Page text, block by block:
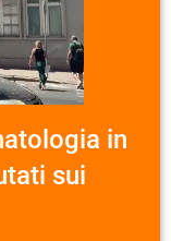
in
sui